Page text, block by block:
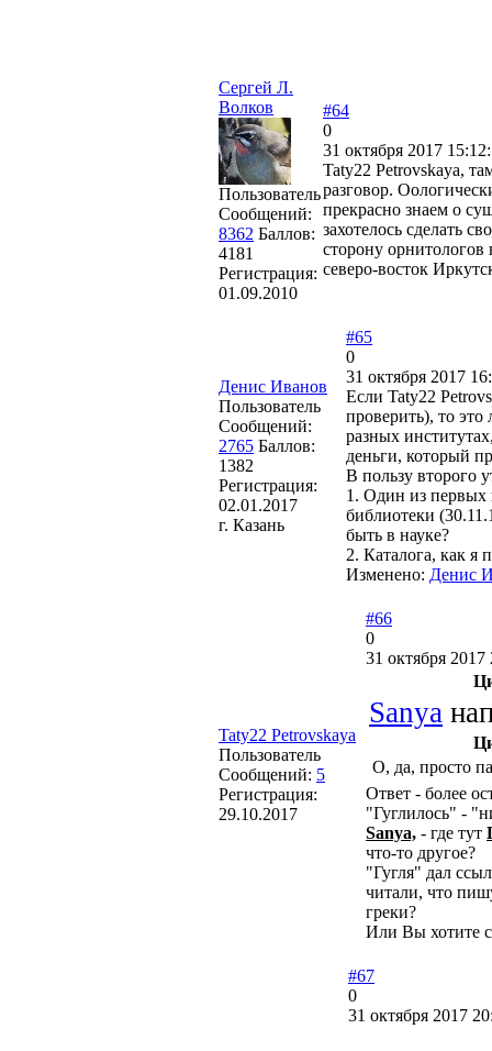
Сергей Л.
Волков
Пользователь
Сообщений:
8362 Баллов:
4181
Регистрация:
01.09.2010
#64
0
31 октября 2017
Taty22 Petrovskaya,
разговор.
прекрасно знаем о
захотелось сделать
сторону орнитологов
северо-восток
Денис Иванов
Пользователь
Сообщений:
2765 Баллов:
1382
Регистрация:
02.01.2017
г. Казань
#65
0
31 октября 2017
Если Taty22
проверить), то
разных
деньги, который
В пользу второго
1. Один из первых
библиотеки
быть в науке?
2. Каталога, как я
Изменено: Денис
Taty22 Petrovskaya
Пользователь
Сообщений: 5
Регистрация:
29.10.2017
#66
0
31 октября 2017
Sanya
О, да, просто
Ответ - более
"Гуглилось" -
Sanya, - где тут
что-то другое?
"Гугля" дал
читали, что
греки?
Или Вы хотите
#67
0
31 октября 2017